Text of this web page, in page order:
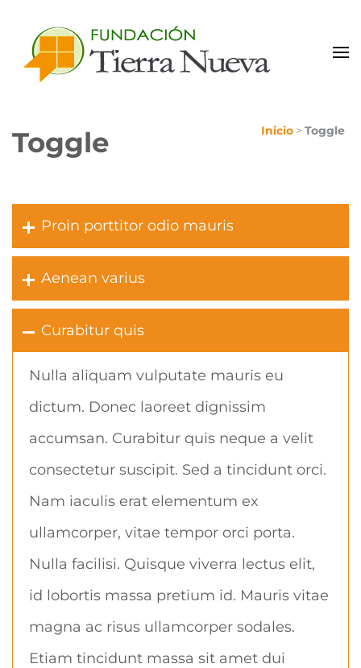
Toggle Inicio > Toggle
Proin porttitor odio mauris
Aenean varius
Curabitur quis
Nulla aliquam vulputate mauris eu
dictum. Donec laoreet dignissim
accumsan. Curabitur quis neque a velit
consectetur suscipit. Sed a tincidunt orci.
Nam iaculis erat elementum ex
ullamcorper, vitae tempor orci porta.
Nulla facilisi. Quisque viverra lectus elit,
id lobortis massa pretium id. Mauris vitae
magna ac risus ullamcorper sodales.
Etiam tincidunt massa sit amet dui